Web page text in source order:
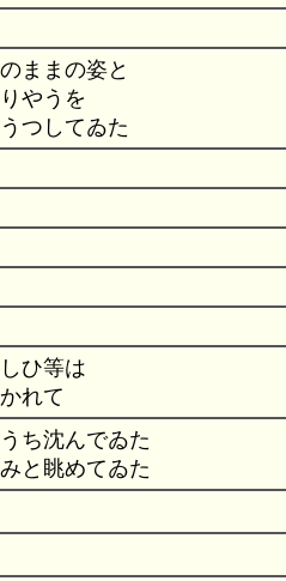
ままの姿と
やうを
つしてゐた
ひ等は
れて
ち沈んでゐた
と眺めてゐた